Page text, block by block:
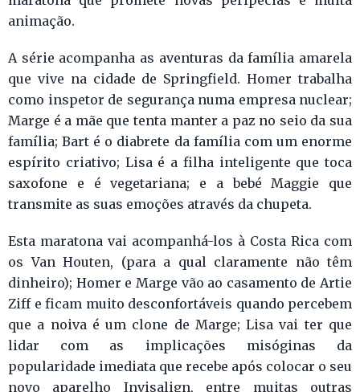
animação.
A série acompanha as aventuras da família amarela
que vive na cidade de Springfield. Homer trabalha
como inspetor de segurança numa empresa nuclear;
Marge é a mãe que tenta manter a paz no seio da sua
família; Bart é o diabrete da família com um enorme
espírito criativo; Lisa é a filha inteligente que toca
saxofone e é vegetariana; e a bebé Maggie que
transmite as suas emoções através da chupeta.
Esta maratona vai acompanhá-los à Costa Rica com
os Van Houten, (para a qual claramente não têm
dinheiro); Homer e Marge vão ao casamento de Artie
Ziff e ficam muito desconfortáveis quando percebem
que a noiva é um clone de Marge; Lisa vai ter que
lidar com as implicações misóginas da
popularidade imediata que recebe após colocar o seu
novo aparelho Invisalign, entre muitas outras